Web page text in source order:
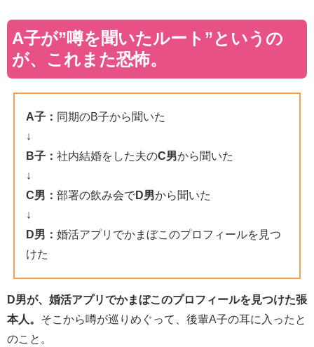
A子が”噂を聞いたルート”というの
が、これまた恐怖。
A子： 同期のB子から聞いた
↓
B子： 社内結婚をした夫のC男から聞いた
↓
C男： 部署の飲み会でD男から聞いた
↓
D男： 婚活アプリでかまぼこのプロフィールを見つ
けた
D男が、婚活アプリでかまぼこのプロフィールを見つけた張
本人。 そこから噂が巡りめぐって、後輩A子の耳に入ったと
のこと。